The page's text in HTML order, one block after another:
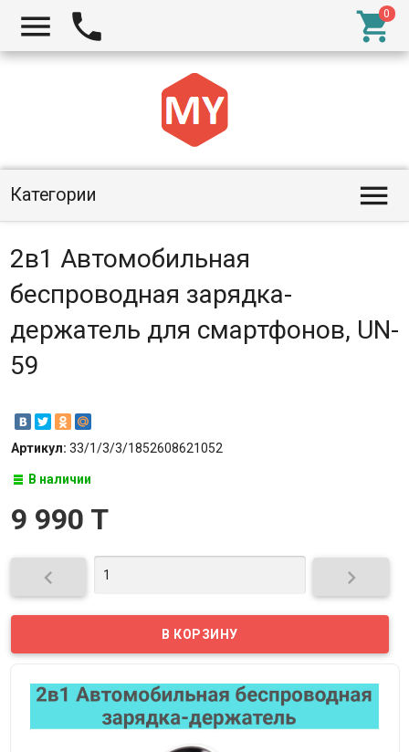
  
Категории 
2в1 Автомобильная
беспроводная зарядка-
держатель для смартфонов, UN-
59
Артикул: 33/1/3/3/1852608621052
В наличии
9 990 T
 